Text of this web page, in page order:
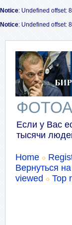
Notice: Undefined offset:
Notice: Undefined offset:
Если у Вас
тысячи
Home
Вернуться
viewed
Top